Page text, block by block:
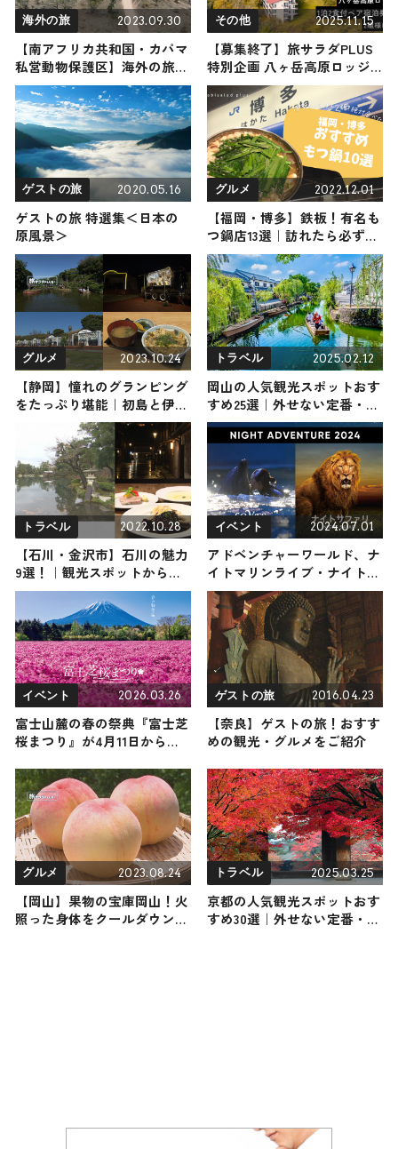
海外の旅 2023.09.30
【南アフリカ共和国・カパマ
私営動物保護区】海外の旅！
おすすめ観光スポットやグル
メをリポート
その他 2025.11.15
【募集終了】旅サラダPLUS
特別企画 八ヶ岳高原ロッジ1
泊2食付ペア宿泊券を2組様
に！
ゲストの旅 2020.05.16
ゲストの旅 特選集＜日本の
原風景＞
グルメ 2022.12.01
【福岡・博多】鉄板！有名も
つ鍋店13選｜訪れたら必ず行
きたい名店をご紹介！
グルメ 2023.10.24
【静岡】憧れのグランピング
をたっぷり堪能｜初島と伊豆
の大人気アクティビティとグ
ルメスポット
トラベル 2025.02.12
岡山の人気観光スポットおす
すめ25選｜外せない定番・名
所から穴場まで見どころ満載
の観光地を紹介
トラベル 2022.10.28
【石川・金沢市】石川の魅力
9選！｜観光スポットからグ
ルメまでご紹介
イベント 2024.07.01
アドベンチャーワールド、ナ
イトマリンライブ・ナイトサ
ファリなど開催 夏は夜8時ま
での夜間特別営業
イベント 2026.03.26
富士山麓の春の祭典『富士芝
桜まつり』が4月11日から開
イングリッシュガーデン」も
営業スタート / 富士本栖湖リ
ゾート
ゲストの旅 2016.04.23
【奈良】ゲストの旅！おすす
めの観光・グルメをご紹介
グルメ 2023.08.24
【岡山】果物の宝庫岡山！火
照った身体をクールダウンし
トラベル 2025.03.25
京都の人気観光スポットおす
すめ30選｜外せない定番・名